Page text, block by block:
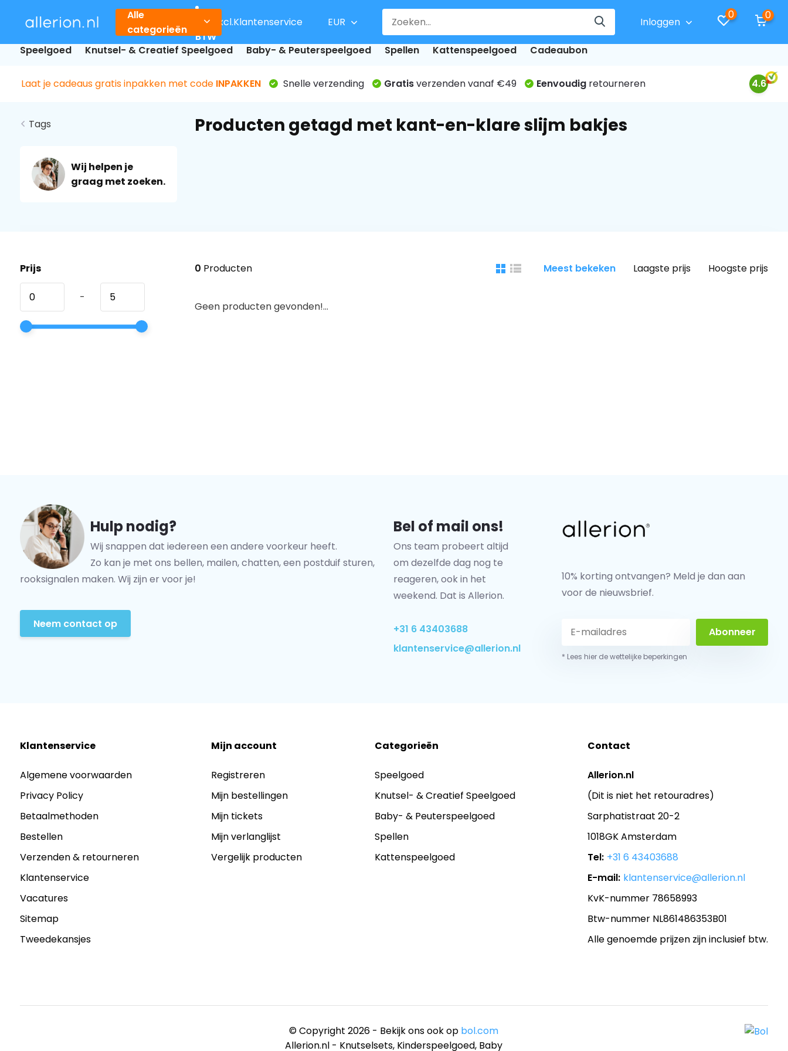
Alle
categorieën
Incl.
Excl.
BTW
Klantenservice EUR Inloggen
0 0
Speelgoed Knutsel- & Creatief Speelgoed Baby- & Peuterspeelgoed Spellen Kattenspeelgoed Cadeaubon
Laat je cadeaus gratis inpakken met code INPAKKEN Snelle verzending Gratisverzenden vanaf €49 Eenvoudigretourneren 4.6
Tags
Wij helpen je
graag met zoeken.
Producten getagd met kant-en-klare slijm bakjes
Prijs
-
0 Producten Meest bekeken Laagste prijs Hoogste prijs
Geen producten gevonden!...
Hulp nodig?
Wij snappen dat iedereen een andere voorkeur heeft.
Zo kan je met ons bellen, mailen, chatten, een postduif sturen,
rooksignalen maken. Wij zijn er voor je!
Neem contact op
Bel of mail ons!
Ons team probeert altijd
om dezelfde dag nog te
reageren, ook in het
weekend. Dat is Allerion.
+31 6 43403688
klantenservice@allerion.nl
10% korting ontvangen? Meld je dan aan
voor de nieuwsbrief.
Abonneer
* Lees hier de wettelijke beperkingen
Klantenservice
Algemene voorwaarden
Privacy Policy
Betaalmethoden
Bestellen
Verzenden & retourneren
Klantenservice
Vacatures
Sitemap
Tweedekansjes
Mijn account
Registreren
Mijn bestellingen
Mijn tickets
Mijn verlanglijst
Vergelijk producten
Categorieën
Speelgoed
Knutsel- & Creatief Speelgoed
Baby- & Peuterspeelgoed
Spellen
Kattenspeelgoed
Contact
Allerion.nl
(Dit is niet het retouradres)
Sarphatistraat 20-2
1018GK Amsterdam
Tel: +31 6 43403688
E-mail: klantenservice@allerion.nl
KvK-nummer 78658993
Btw-nummer NL861486353B01
Alle genoemde prijzen zijn inclusief btw.
© Copyright 2026 - Bekijk ons ook op bol.com
Allerion.nl - Knutselsets, Kinderspeelgoed, Baby